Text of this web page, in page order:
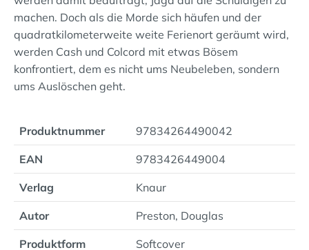
machen. Doch als die Morde sich häufen und der
quadratkilometerweite weite Ferienort geräumt wird,
werden Cash und Colcord mit etwas Bösem
konfrontiert, dem es nicht ums Neubeleben, sondern
ums Auslöschen geht.
Produktnummer 97834264490042
EAN 9783426449004
Verlag Knaur
Autor Preston, Douglas
Produktform Softcover